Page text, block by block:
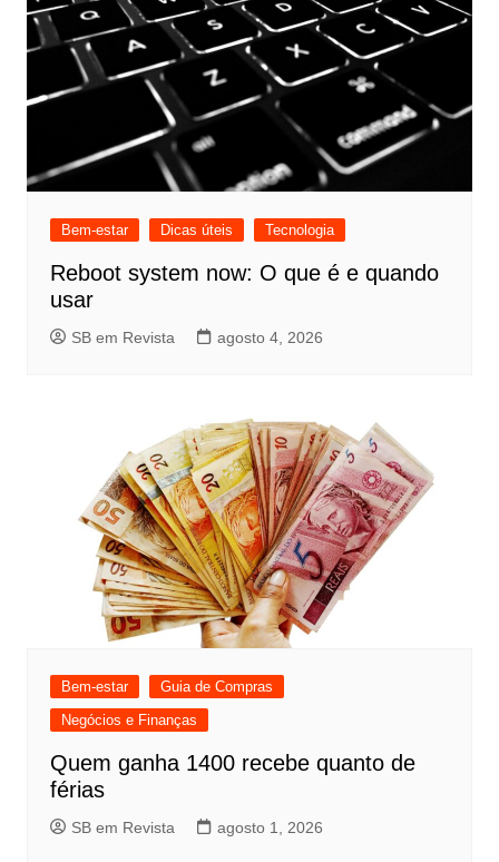
Bem-estar Dicas úteis Tecnologia
Reboot system now: O que é e quando
usar
SB em Revista agosto 4, 2026
Bem-estar
Guia de Compras
Negócios e Finanças
Quem ganha 1400 recebe quanto de
férias
SB em Revista agosto 1, 2026